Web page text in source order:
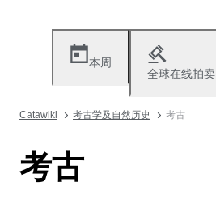
本周
全球在线拍卖
Catawiki 考古学及自然历史 考古
考古